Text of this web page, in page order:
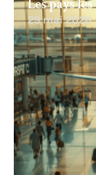
Les pays
29 mai 2026